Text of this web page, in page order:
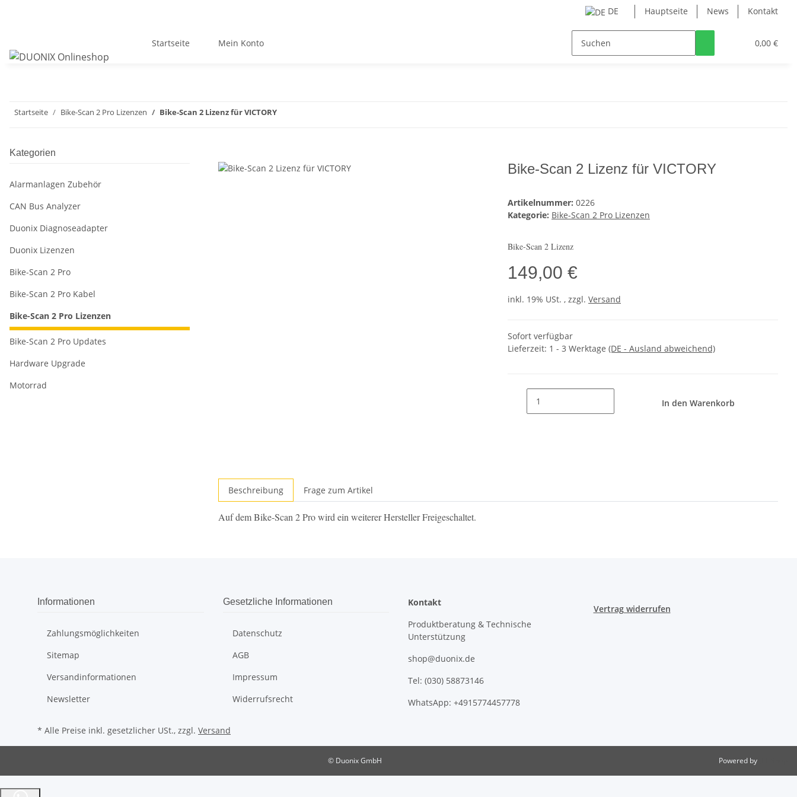
DE Hauptseite News Kontakt
0,00 €
Startseite Mein Konto
Startseite Bike-Scan 2 Pro Lizenzen Bike-Scan 2 Lizenz für VICTORY
Bike-Scan 2 Lizenz für VICTORY
Artikelnummer: 0226
Kategorie: Bike-Scan 2 Pro Lizenzen
Bike-Scan 2 Lizenz
149,00 €
inkl. 19% USt. , zzgl. Versand
Sofort verfügbar
Lieferzeit: 1 - 3 Werktage (DE - Ausland abweichend)
In den Warenkorb
Beschreibung Frage zum Artikel
Auf dem Bike-Scan 2 Pro wird ein weiterer Hersteller Freigeschaltet.
Kategorien
Alarmanlagen Zubehör
CAN Bus Analyzer
Duonix Diagnoseadapter
Duonix Lizenzen
Bike-Scan 2 Pro
Bike-Scan 2 Pro Kabel
Bike-Scan 2 Pro Lizenzen
Bike-Scan 2 Pro Updates
Hardware Upgrade
Motorrad
Informationen
Zahlungsmöglichkeiten
Sitemap
Versandinformationen
Newsletter
Gesetzliche Informationen
Datenschutz
AGB
Impressum
Widerrufsrecht
Kontakt
Produktberatung & Technische
Unterstützung
shop@duonix.de
Tel: (030) 58873146
WhatsApp: +4915774457778
Vertrag widerrufen
* Alle Preise inkl. gesetzlicher USt., zzgl. Versand
© Duonix GmbH Powered by